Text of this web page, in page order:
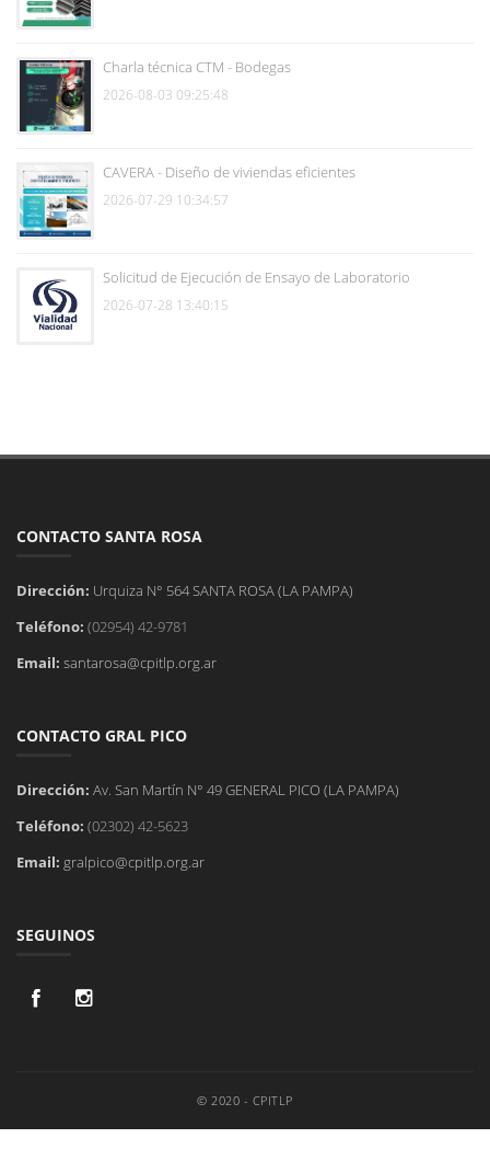
Charla técnica CTM - Bodegas
2026-08-03 09:25:48
CAVERA - Diseño de viviendas eficientes
2026-07-29 10:34:57
Solicitud de Ejecución de Ensayo de Laboratorio
2026-07-28 13:40:15
CONTACTO SANTA ROSA
Dirección: Urquiza N° 564 SANTA ROSA (LA PAMPA)
Teléfono: (02954) 42-9781
Email: santarosa@cpitlp.org.ar
CONTACTO GRAL PICO
Dirección: Av. San Martín N° 49 GENERAL PICO (LA PAMPA)
Teléfono: (02302) 42-5623
Email: gralpico@cpitlp.org.ar
SEGUINOS
© 2020 - CPITLP